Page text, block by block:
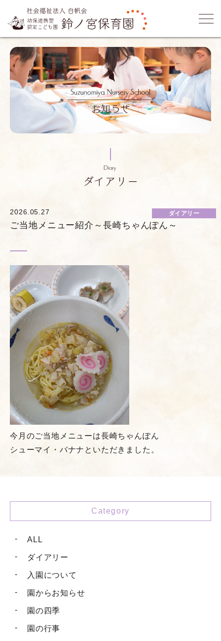
2026.05.27
ご当地メニュー紹介～長崎ちゃんぽん～
ダイアリー
今月のご当地メニューは長崎ちゃんぽん
シューマイ・バナナといただきました。
Category
ALL
ダイアリー
入園について
園からお知らせ
園の四季
園の行事